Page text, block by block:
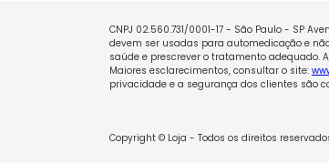
CNPJ 02.560.731/0001-17 - São Paulo - SP
devem ser usadas para automedicação e
saúde e prescrever o tratamento adequado.
Maiores esclarecimentos, consultar o site:
privacidade e a segurança dos clientes são
Copyright © Loja - Todos os direitos